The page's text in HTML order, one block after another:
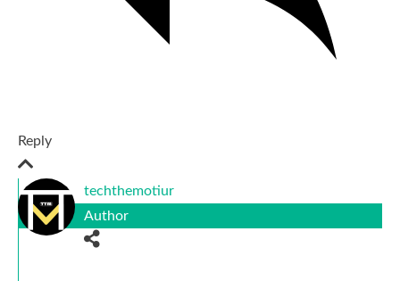
Reply
techthemotiur
Author